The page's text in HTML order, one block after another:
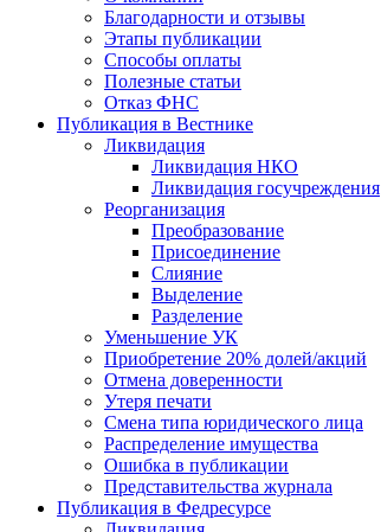
Благодарности и отзывы
Этапы публикации
Способы оплаты
Полезные статьи
Отказ ФНС
Публикация в Вестнике
Ликвидация
Ликвидация НКО
Ликвидация госучреждения
Реорганизация
Преобразование
Присоединение
Слияние
Выделение
Разделение
Уменьшение УК
Приобретение 20% долей/акций
Отмена доверенности
Утеря печати
Смена типа юридического лица
Распределение имущества
Ошибка в публикации
Представительства журнала
Публикация в Федресурсе